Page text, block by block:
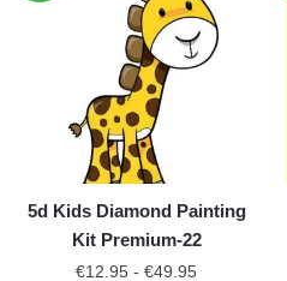
5d Kids Diamond Painting
Kit Premium-22
€12.95 - €49.95